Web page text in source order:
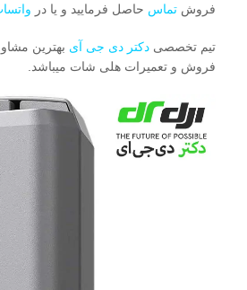
فروشتماس حاصل فرمایید و یا در
تیم تخصصیدکتر دی جی آی بهترین
فروش و تعمیرات هلی شات میباشد.